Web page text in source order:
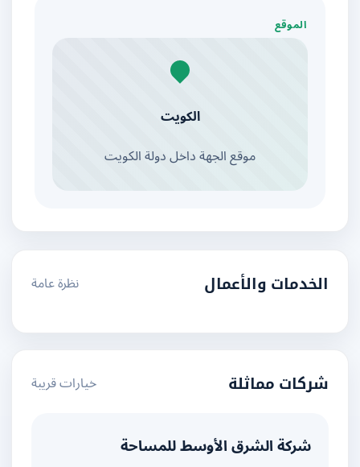
الموقع
الكويت
موقع الجهة داخل دولة الكويت
الخدمات والأعمال نظرة عامة
شركات مماثلة خيارات قريبة
شركة الشرق الأوسط للمساحة